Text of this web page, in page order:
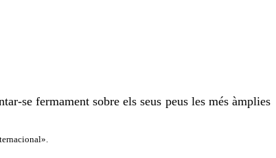
se fermament sobre els seus peus les més àmplies